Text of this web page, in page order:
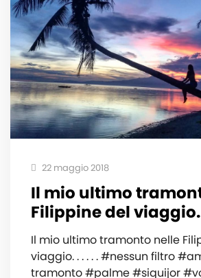
22 maggio 2018
Il mio ultimo
Filippine del viaggio.
Il mio ultimo tramonto nelle
viaggio. . . . . . #nessun filtro
tramonto #palme #siquijor